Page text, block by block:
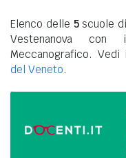
Elenco delle 5scuole
Vestenanova con
Meccanografico. Vedi
del Veneto.